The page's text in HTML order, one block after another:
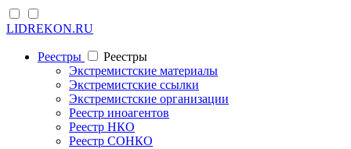
LIDREKON.RU
Реестры
Реестры
Экстремистские материалы
Экстремистские ссылки
Экстремистские организации
Реестр иноагентов
Реестр НКО
Реестр СОНКО